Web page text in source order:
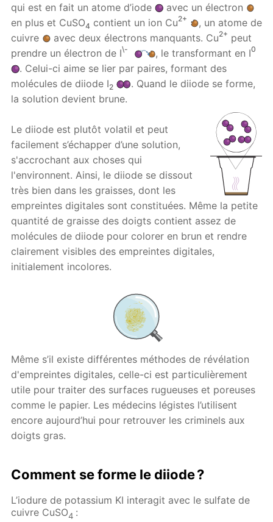
qui est en fait un atome d’iode
avec un électron
en plus et CuSO4 contient un ion Cu2+
, un atome de
cuivre
avec deux électrons manquants. Cu2+ peut
prendre un électron de I\- , le transformant en I0
. Celui-ci aime se lier par paires, formant des
molécules de diiode I2
. Quand le diiode se forme,
la solution devient brune.
Le diiode est plutôt volatil et peut
facilement s’échapper d’une solution,
s'accrochant aux choses qui
l'environnent. Ainsi, le diiode se dissout
très bien dans les graisses, dont les
empreintes digitales sont constituées. Même la petite
quantité de graisse des doigts contient assez de
molécules de diiode pour colorer en brun et rendre
clairement visibles des empreintes digitales,
initialement incolores.
Même s’il existe différentes méthodes de révélation
d'empreintes digitales, celle-ci est particulièrement
utile pour traiter des surfaces rugueuses et poreuses
comme le papier. Les médecins légistes l’utilisent
encore aujourd’hui pour retrouver les criminels aux
doigts gras.
Comment se forme le diiode ?
L’iodure de potassium KI interagit avec le sulfate de
cuivre CuSO4 :